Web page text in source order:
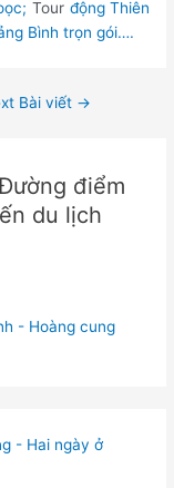
Tour động Thiên
Bình trọn gói….
Bài viết →
điểm
du lịch
- Hoàng cung
- Hai ngày ở